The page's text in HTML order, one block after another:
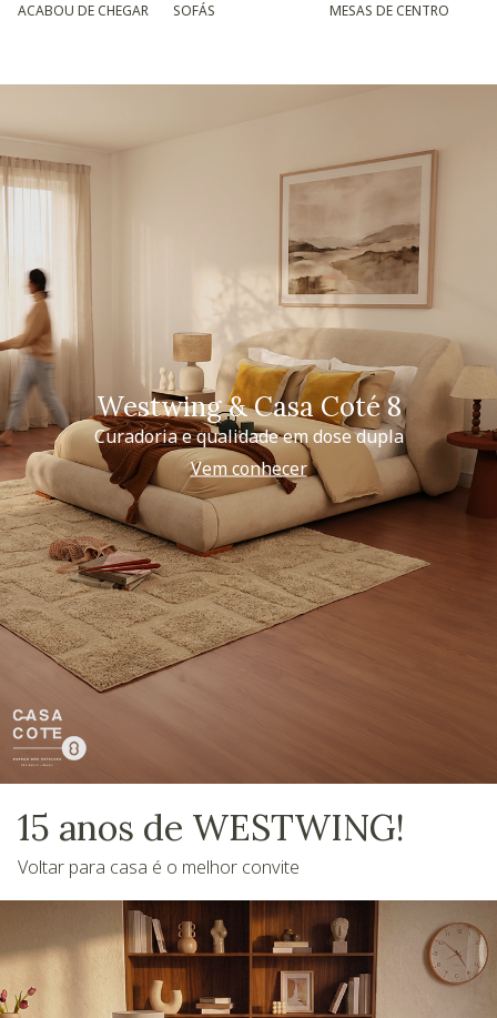
ACABOU DE CHEGAR SOFÁS MESAS DE CENTRO
Westwing & Casa Coté 8
Curadoria e qualidade em dose dupla
Vem conhecer
15 anos de WESTWING!
Voltar para casa é o melhor convite